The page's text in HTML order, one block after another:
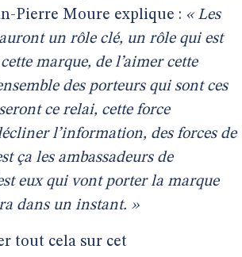
Pierre Moure explique : « Les
un rôle clé, un rôle qui est
marque, de l’aimer cette
des porteurs qui sont ces
ce relai, cette force
l’information, des forces de
ça les ambassadeurs de
eux qui vont porter la marque
dans un instant. »
tout cela sur cet